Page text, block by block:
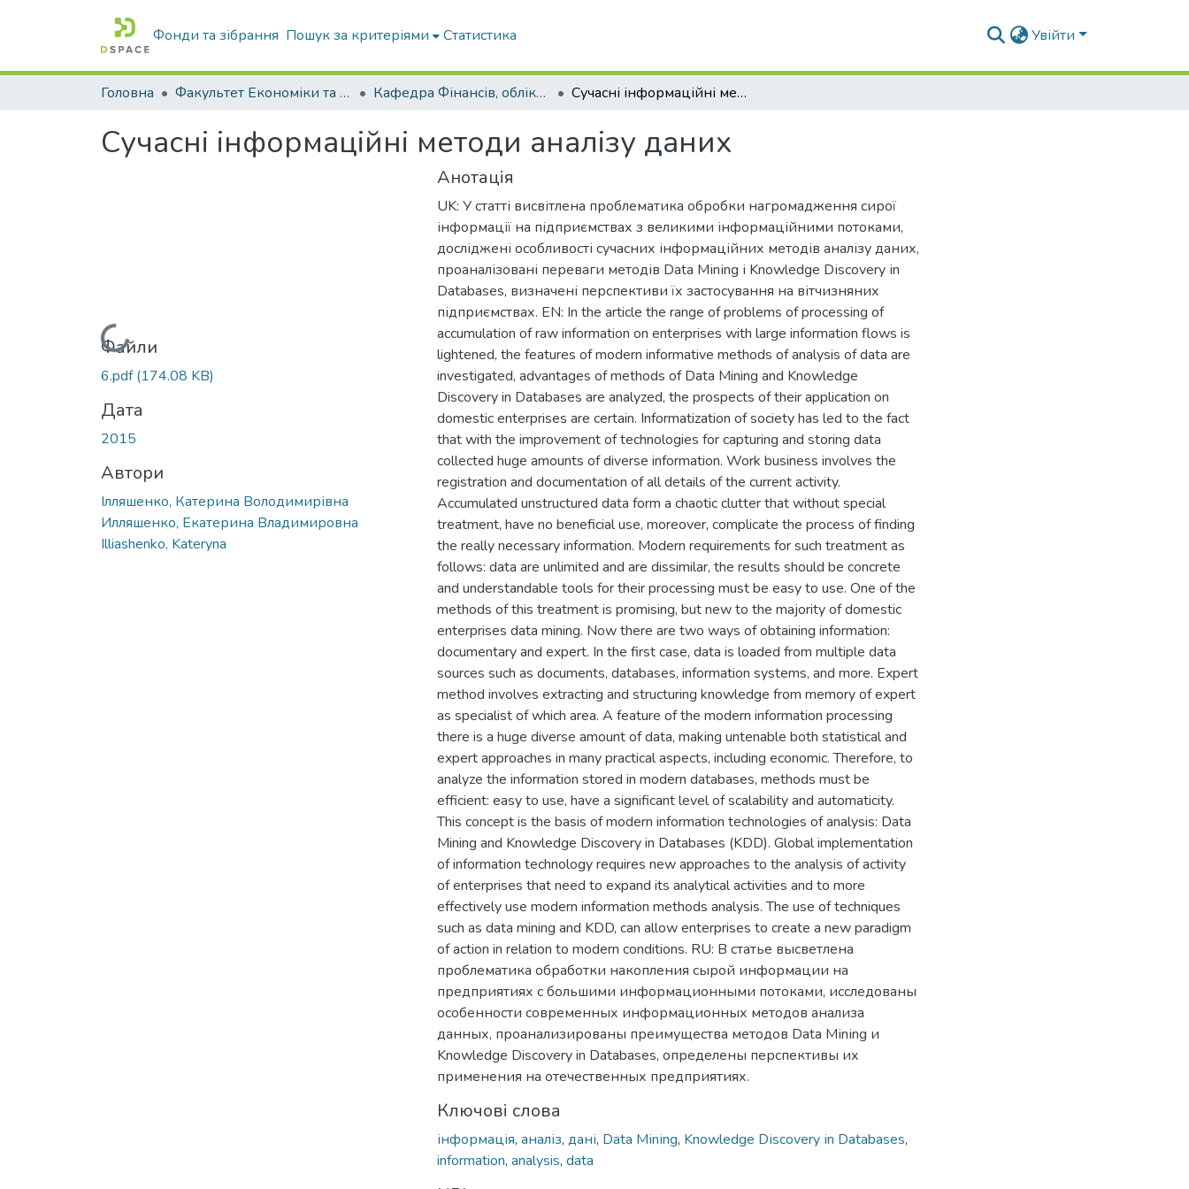
Фонди та зібрання Пошук за критеріями Статистика Увійти
Головна Факультет Економіки та бізнесу Кафедра Фінансів, обліку і оподаткування Сучасні інформаційні методи аналізу даних
Сучасні інформаційні методи аналізу даних
Вантажиться...
Файли
6.pdf(174.08 KB)
Дата
2015
Автори
Ілляшенко, Катерина Володимирівна
Илляшенко, Екатерина Владимировна
Illiashenko, Kateryna
Анотація
UK: У статті висвітлена проблематика обробки нагромадження сирої
інформації на підприємствах з великими інформаційними потоками,
досліджені особливості сучасних інформаційних методів аналізу даних,
проаналізовані переваги методів Data Mіnіng і Knowledge Dіscovery іn
Databases, визначені перспективи їх застосування на вітчизняних
підприємствах. EN: In the article the range of problems of processing of
accumulation of raw information on enterprises with large information flows is
lightened, the features of modern informative methods of analysis of data are
investigated, advantages of methods of Data Mining and Knowledge
Discovery in Databases are analyzed, the prospects of their application on
domestic enterprises are certain. Informatization of society has led to the fact
that with the improvement of technologies for capturing and storing data
collected huge amounts of diverse information. Work business involves the
registration and documentation of all details of the current activity.
Accumulated unstructured data form a chaotic clutter that without special
treatment, have no beneficial use, moreover, complicate the process of finding
the really necessary information. Modern requirements for such treatment as
follows: data are unlimited and are dissimilar, the results should be concrete
and understandable tools for their processing must be easy to use. One of the
methods of this treatment is promising, but new to the majority of domestic
enterprises data mining. Now there are two ways of obtaining information:
documentary and expert. In the first case, data is loaded from multiple data
sources such as documents, databases, information systems, and more. Expert
method involves extracting and structuring knowledge from memory of expert
as specialist of which area. A feature of the modern information processing
there is a huge diverse amount of data, making untenable both statistical and
expert approaches in many practical aspects, including economic. Therefore, to
analyze the information stored in modern databases, methods must be
efficient: easy to use, have a significant level of scalability and automaticity.
This concept is the basis of modern information technologies of analysis: Data
Mining and Knowledge Discovery in Databases (KDD). Global implementation
of information technology requires new approaches to the analysis of activity
of enterprises that need to expand its analytical activities and to more
effectively use modern information methods analysis. The use of techniques
such as data mining and KDD, can allow enterprises to create a new paradigm
of action in relation to modern conditions. RU: В статье высветлена
проблематика обработки накопления сырой информации на
предприятиях с большими информационными потоками, исследованы
особенности современных информационных методов анализа
данных, проанализированы преимущества методов Data Mіnіng и
Knowledge Discovery in Databases, определены перспективы их
применения на отечественных предприятиях.
Ключові слова
інформація, аналіз, дані, Data Mіnіng, Knowledge Dіscovery іn Databases,
information, analysis, data